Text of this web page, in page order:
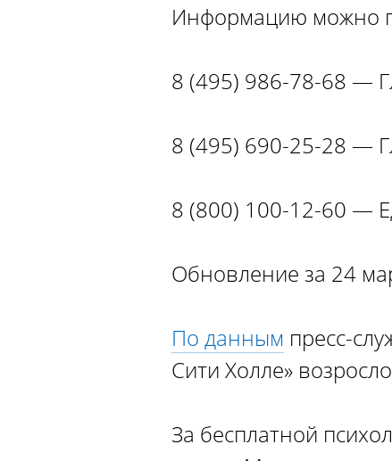
Информацию можно
8 (495) 986-78-68 —
8 (495) 690-25-28 —
8 (800) 100-12-60 —
Обновление за 24
По данным пресс-
Сити Холле»
За бесплатной